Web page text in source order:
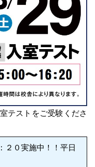
テストをご受験くださ
０実施中！！平日